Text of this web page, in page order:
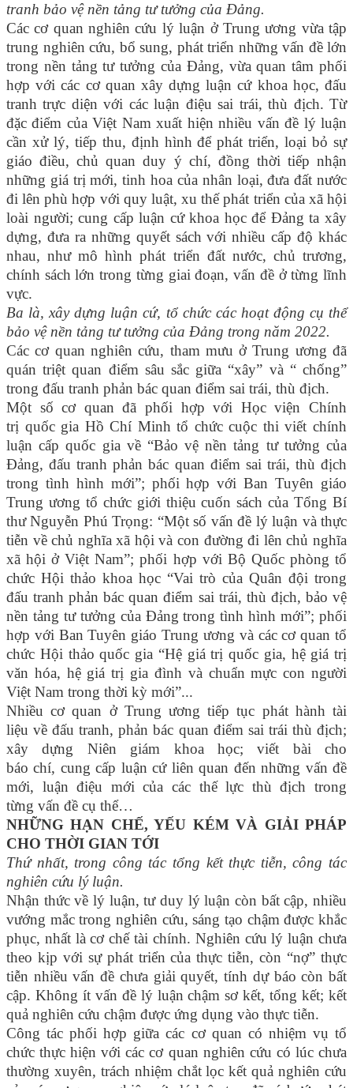
tranh bảo vệ nền tảng tư tưởng của Đảng.
Các cơ quan nghiên cứu lý luận ở Trung ương vừa tập
trung nghiên cứu, bổ sung, phát triển những vấn đề lớn
trong nền tảng tư tưởng của Đảng, vừa quan tâm phối
hợp với các cơ quan xây dựng luận cứ khoa học, đấu
tranh trực diện với các luận điệu sai trái, thù địch. Từ
đặc điểm của Việt Nam xuất hiện nhiều vấn đề lý luận
cần xử lý, tiếp thu, định hình để phát triển, loại bỏ sự
giáo điều, chủ quan duy ý chí, đồng thời tiếp nhận
những giá trị mới, tinh hoa của nhân loại, đưa đất nước
đi lên phù hợp với quy luật, xu thế phát triển của xã hội
loài người; cung cấp luận cứ khoa học để Đảng ta xây
dựng, đưa ra những quyết sách với nhiều cấp độ khác
nhau, như mô hình phát triển đất nước, chủ trương,
chính sách lớn trong từng giai đoạn, vấn đề ở từng lĩnh
vực.
Ba là, xây dựng luận cứ, tổ chức các hoạt động cụ thể
bảo vệ nền tảng tư tưởng của Đảng trong năm 2022.
Các cơ quan nghiên cứu, tham mưu ở Trung ương đã
quán triệt quan điểm sâu sắc giữa “xây” và “ chống”
trong đấu tranh phản bác quan điểm sai trái, thù địch.
Một số cơ quan đã phối hợp với Học viện Chính
trị quốc gia Hồ Chí Minh tổ chức cuộc thi viết chính
luận cấp quốc gia về “Bảo vệ nền tảng tư tưởng của
Đảng, đấu tranh phản bác quan điểm sai trái, thù địch
trong tình hình mới”; phối hợp với Ban Tuyên giáo
Trung ương tổ chức giới thiệu cuốn sách của Tổng Bí
thư Nguyễn Phú Trọng: “Một số vấn đề lý luận và thực
tiễn về chủ nghĩa xã hội và con đường đi lên chủ nghĩa
xã hội ở Việt Nam”; phối hợp với Bộ Quốc phòng tổ
chức Hội thảo khoa học “Vai trò của Quân đội trong
đấu tranh phản bác quan điểm sai trái, thù địch, bảo vệ
nền tảng tư tưởng của Đảng trong tình hình mới”; phối
hợp với Ban Tuyên giáo Trung ương và các cơ quan tổ
chức Hội thảo quốc gia “Hệ giá trị quốc gia, hệ giá trị
văn hóa, hệ giá trị gia đình và chuẩn mực con người
Việt Nam trong thời kỳ mới”...
Nhiều cơ quan ở Trung ương tiếp tục phát hành tài
liệu về đấu tranh, phản bác quan điểm sai trái thù địch;
xây dựng Niên giám khoa học; viết bài cho
báo chí, cung cấp luận cứ liên quan đến những vấn đề
mới, luận điệu mới của các thế lực thù địch trong
từng vấn đề cụ thể…
NHỮNG HẠN CHẾ, YẾU KÉM VÀ GIẢI PHÁP
CHO THỜI GIAN TỚI
Thứ nhất, trong công tác tổng kết thực tiễn, công tác
nghiên cứu lý luận.
Nhận thức về lý luận, tư duy lý luận còn bất cập, nhiều
vướng mắc trong nghiên cứu, sáng tạo chậm được khắc
phục, nhất là cơ chế tài chính. Nghiên cứu lý luận chưa
theo kịp với sự phát triển của thực tiễn, còn “nợ” thực
tiễn nhiều vấn đề chưa giải quyết, tính dự báo còn bất
cập. Không ít vấn đề lý luận chậm sơ kết, tổng kết; kết
quả nghiên cứu chậm được ứng dụng vào thực tiễn.
Công tác phối hợp giữa các cơ quan có nhiệm vụ tổ
chức thực hiện với các cơ quan nghiên cứu có lúc chưa
thường xuyên, trách nhiệm chắt lọc kết quả nghiên cứu